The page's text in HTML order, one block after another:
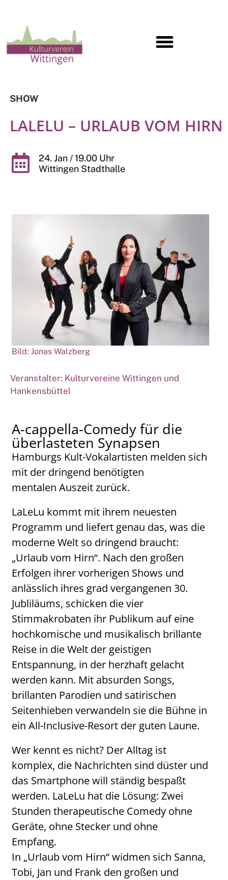
SHOW
LALELU – URLAUB VOM HIRN
24. Jan / 19.00 Uhr
Wittingen Stadthalle
Bild: Jonas Walzberg
Veranstalter: Kulturvereine Wittingen und
Hankensbüttel
A-cappella-Comedy für die
überlasteten Synapsen
Hamburgs Kult-Vokalartisten melden sich
mit der dringend benötigten
mentalen Auszeit zurück.
LaLeLu kommt mit ihrem neuesten
Programm und liefert genau das, was die
moderne Welt so dringend braucht:
„Urlaub vom Hirn“. Nach den großen
Erfolgen ihrer vorherigen Shows und
anlässlich ihres grad vergangenen 30.
Jubliläums, schicken die vier
Stimmakrobaten ihr Publikum auf eine
hochkomische und musikalisch brillante
Reise in die Welt der geistigen
Entspannung, in der herzhaft gelacht
werden kann. Mit absurden Songs,
brillanten Parodien und satirischen
Seitenhieben verwandeln sie die Bühne in
ein All-Inclusive-Resort der guten Laune.
Wer kennt es nicht? Der Alltag ist
komplex, die Nachrichten sind düster und
das Smartphone will ständig bespaßt
werden. LaLeLu hat die Lösung: Zwei
Stunden therapeutische Comedy ohne
Geräte, ohne Stecker und ohne
Empfang.
In „Urlaub vom Hirn“ widmen sich Sanna,
Tobi, Jan und Frank den großen und